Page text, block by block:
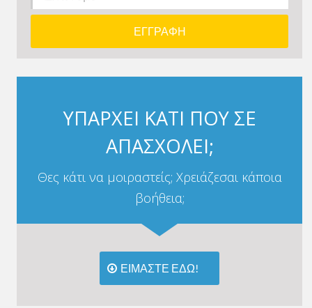
ΥΠΑΡΧΕΙ ΚΑΤΙ ΠΟΥ ΣΕ
ΑΠΑΣΧΟΛΕΙ;
Θες κάτι να μοιραστείς; Χρειάζεσαι κάποια
βοήθεια;
ΕΙΜΑΣΤΕ ΕΔΩ!